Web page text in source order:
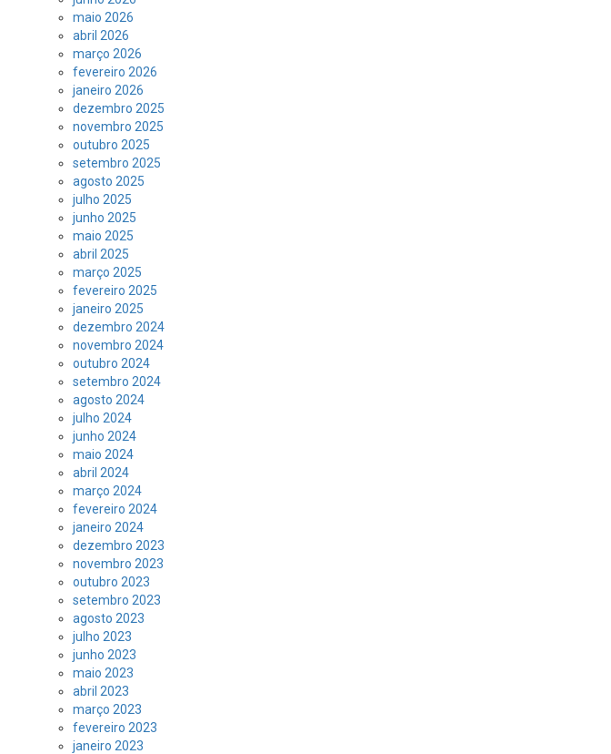
maio 2026
abril 2026
março 2026
fevereiro 2026
janeiro 2026
dezembro 2025
novembro 2025
outubro 2025
setembro 2025
agosto 2025
julho 2025
junho 2025
maio 2025
abril 2025
março 2025
fevereiro 2025
janeiro 2025
dezembro 2024
novembro 2024
outubro 2024
setembro 2024
agosto 2024
julho 2024
junho 2024
maio 2024
abril 2024
março 2024
fevereiro 2024
janeiro 2024
dezembro 2023
novembro 2023
outubro 2023
setembro 2023
agosto 2023
julho 2023
junho 2023
maio 2023
abril 2023
março 2023
fevereiro 2023
janeiro 2023